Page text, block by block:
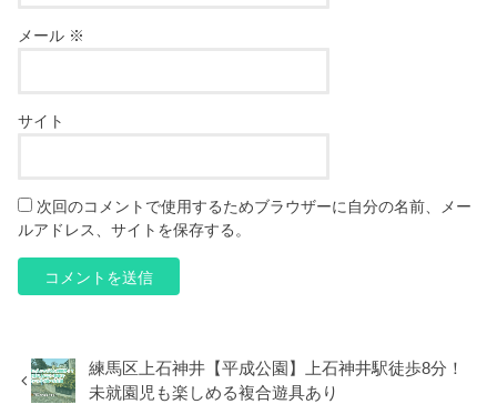
メール ※
サイト
次回のコメントで使用するためブラウザーに自分の名前、メー
ルアドレス、サイトを保存する。
練馬区上石神井【平成公園】上石神井駅徒歩8分！
未就園児も楽しめる複合遊具あり